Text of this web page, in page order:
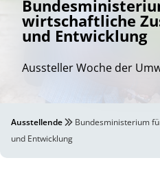
wirtschaftliche
und Entwicklung
Aussteller Woche der
Ausstellende
Bundesministerium
und Entwicklung